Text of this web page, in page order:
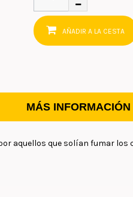
AÑADIR A LA CESTA
MÁS INFORMACIÓN
aquellos que solían fumar